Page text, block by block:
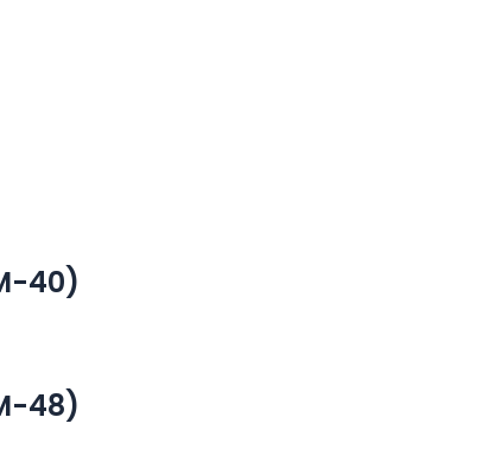
40)
48)